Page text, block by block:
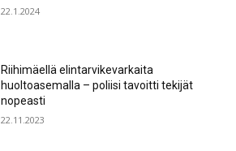
22.1.2024
Riihimäellä elintarvikevarkaita
huoltoasemalla – poliisi tavoitti tekijät
nopeasti
22.11.2023